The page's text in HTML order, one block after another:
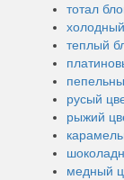
тотал
теплый
русый
рыжий
медный